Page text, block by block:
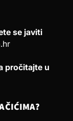
se javiti
pročitajte u